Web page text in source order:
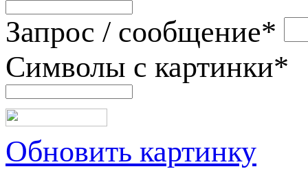
Запрос / сообщение*
Символы с картинки*
Обновить картинку